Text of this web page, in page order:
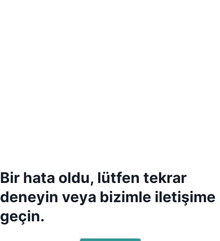
Bir hata oldu, lütfen tekrar
deneyin veya bizimle iletişime
geçin.